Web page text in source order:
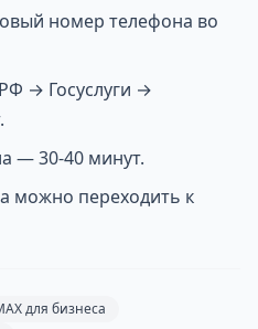
номер телефона во
→ Госуслуги →
— 30-40 минут.
можно переходить к
для бизнеса